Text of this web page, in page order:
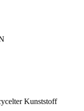
Kunststoff